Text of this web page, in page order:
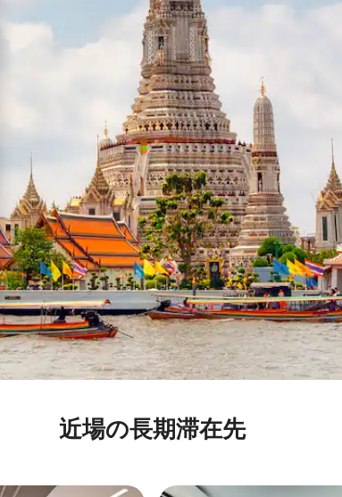
、画面をタッチまたはスワイプして検索結果を確認するこ
近場の長期滞在先